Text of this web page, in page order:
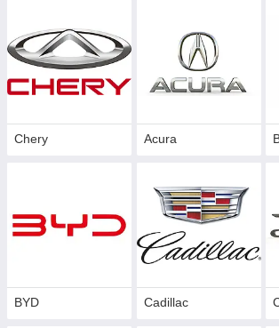
Chery Acura
BYD Cadillac